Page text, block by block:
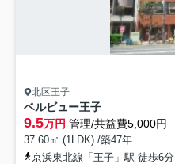
北区王子
ベルビュー王子
9.5万円 管理/共益費5,000円
37.60㎡ (1LDK) /築47年
京浜東北線「王子」駅 徒歩6分